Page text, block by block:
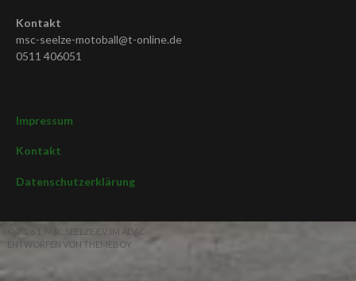
Kontakt
msc-seelze-motoball@t-online.de
0511 406051
Impressum
Kontakt
Datenschutzerklärung
© 2026 1. MSC SEELZE E.V. IM ADAC
ENTWORFEN VON THEMEBOY